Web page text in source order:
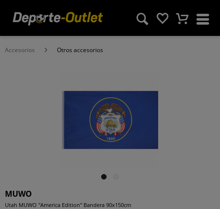
Accesorios Otros accesorios
MUWO
Utah MUWO "America Edition" Bandera 90x150cm